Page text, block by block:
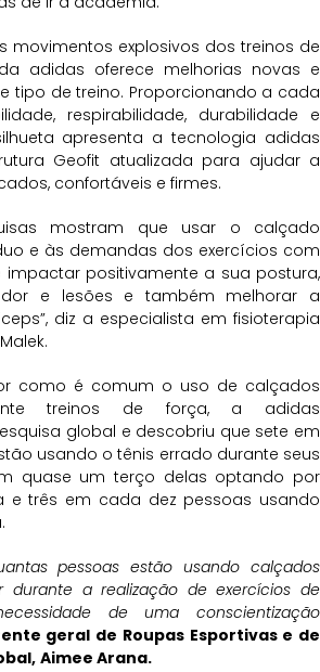
movimentos explosivos dos treinos de
adidas oferece melhorias novas e
tipo de treino. Proporcionando a cada
respirabilidade, durabilidade e
apresenta a tecnologia adidas
Geofit atualizada para ajudar a
confortáveis e firmes.
mostram que usar o calçado
e às demandas dos exercícios com
positivamente a sua postura,
e lesões e também melhorar a
diz a especialista em fisioterapia
como é comum o uso de calçados
treinos de força, a adidas
global e descobriu que sete em
usando o tênis errado durante seus
quase um terço delas optando por
e três em cada dez pessoas usando
pessoas estão usando calçados
durante a realização de exercícios de
de uma conscientização
geral de Roupas Esportivas e de
Aimee Arana.